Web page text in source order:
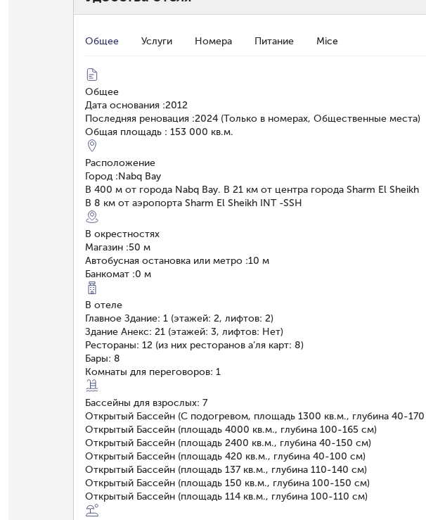
Общее Услуги Номера Питание Mice
Общее
Дата основания :2012
Последняя реновация :2024 (Только в номерах, Общественные места)
Общая площадь : 153 000 кв.м.
Расположение
Город :Nabq Bay
В 400 м от города Nabq Bay. В 21 км от центра города Sharm El Sheikh
В 8 км от аэропорта Sharm El Sheikh INT -SSH
В окрестностях
Магазин :50 м
Автобусная остановка или метро :10 м
Банкомат :0 м
В отеле
Главное Здание: 1 (этажей: 2, лифтов: 2)
Здание Анекс: 21 (этажей: 3, лифтов: Нет)
Рестораны: 12 (из них ресторанов а’ля карт: 8)
Бары: 8
Комнаты для переговоров: 1
Бассейны для взрослых: 7
Открытый Бассейн (С подогревом, площадь 1300 кв.м., глубина 40-
Открытый Бассейн (площадь 4000 кв.м., глубина 100-165 см)
Открытый Бассейн (площадь 2400 кв.м., глубина 40-150 см)
Открытый Бассейн (площадь 420 кв.м., глубина 40-100 см)
Открытый Бассейн (площадь 137 кв.м., глубина 110-140 см)
Открытый Бассейн (площадь 150 кв.м., глубина 100-150 см)
Открытый Бассейн (площадь 114 кв.м., глубина 100-110 см)